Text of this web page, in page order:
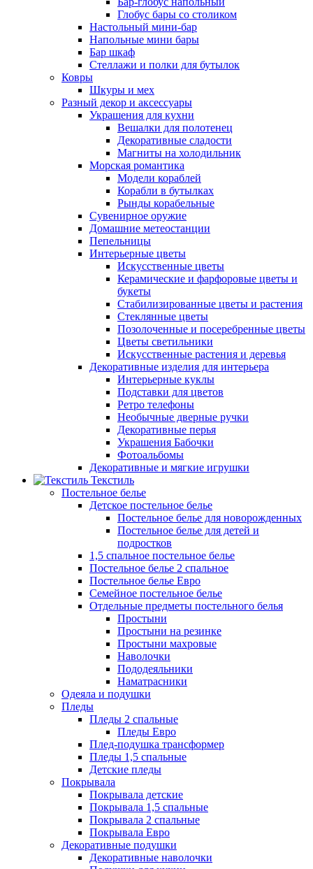
Глобус бары со столиком
Настольный мини-бар
Напольные мини бары
Бар шкаф
Стеллажи и полки для бутылок
Ковры
Шкуры и мех
Разный декор и аксессуары
Украшения для кухни
Вешалки для полотенец
Декоративные сладости
Магниты на холодильник
Морская романтика
Модели кораблей
Корабли в бутылках
Рынды корабельные
Сувенирное оружие
Домашние метеостанции
Пепельницы
Интерьерные цветы
Искусственные цветы
Керамические и фарфоровые цветы и
букеты
Стабилизированные цветы и растения
Стеклянные цветы
Позолоченные и посеребренные цветы
Цветы светильники
Искусственные растения и деревья
Декоративные изделия для интерьера
Интерьерные куклы
Подставки для цветов
Ретро телефоны
Необычные дверные ручки
Декоративные перья
Украшения Бабочки
Фотоальбомы
Декоративные и мягкие игрушки
Текстиль
Постельное белье
Детское постельное белье
Постельное белье для новорожденных
Постельное белье для детей и
подростков
1,5 спальное постельное белье
Постельное белье 2 спальное
Постельное белье Евро
Семейное постельное белье
Отдельные предметы постельного белья
Простыни
Простыни на резинке
Простыни махровые
Наволочки
Пододеяльники
Наматрасники
Одеяла и подушки
Пледы
Пледы 2 спальные
Пледы Евро
Плед-подушка трансформер
Пледы 1,5 спальные
Детские пледы
Покрывала
Покрывала детские
Покрывала 1,5 спальные
Покрывала 2 спальные
Покрывала Евро
Декоративные подушки
Декоративные наволочки